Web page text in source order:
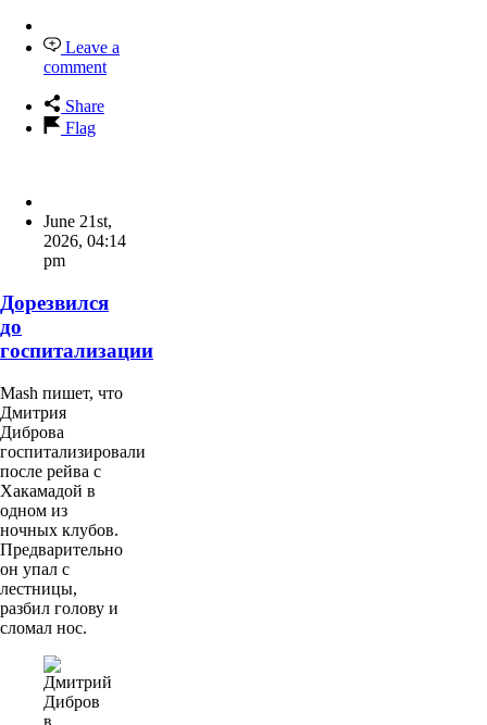
Leave a
comment
Share
Flag
June 21st,
2026, 04:14
pm
Дорезвился
до
госпитализации
Mash пишет, что
Дмитрия
Диброва
госпитализировали
после рейва с
Хакамадой в
одном из
ночных клубов.
Предварительно
он упал с
лестницы,
разбил голову и
сломал нос.